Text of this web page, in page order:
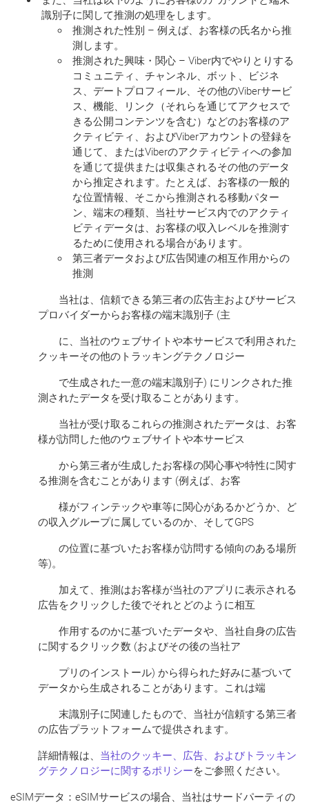
識別子に関して推測の処理をします。
推測された性別 – 例えば、お客様の氏名から推
測します。
推測された興味・関心 – Viber内でやりとりする
コミュニティ、チャンネル、ボット、ビジネ
ス、デートプロフィール、その他のViberサービ
ス、機能、リンク（それらを通じてアクセスで
きる公開コンテンツを含む）などのお客様のア
クティビティ、およびViberアカウントの登録を
通じて、またはViberのアクティビティへの参加
を通じて提供または収集されるその他のデータ
から推定されます。たとえば、お客様の一般的
な位置情報、そこから推測される移動パター
ン、端末の種類、当社サービス内でのアクティ
ビティデータは、お客様の収入レベルを推測す
るために使用される場合があります。
第三者データおよび広告関連の相互作用からの
推測
当社は、信頼できる第三者の広告主およびサービス
プロバイダーからお客様の端末識別子 (主
に、当社のウェブサイトや本サービスで利用された
クッキーその他のトラッキングテクノロジー
で生成された一意の端末識別子) にリンクされた推
測されたデータを受け取ることがあります。
当社が受け取るこれらの推測されたデータは、お客
様が訪問した他のウェブサイトや本サービス
から第三者が生成したお客様の関心事や特性に関す
る推測を含むことがあります (例えば、お客
様がフィンテックや車等に関心があるかどうか、ど
の収入グループに属しているのか、そしてGPS
の位置に基づいたお客様が訪問する傾向のある場所
等)。
加えて、推測はお客様が当社のアプリに表示される
広告をクリックした後でそれとどのように相互
作用するのかに基づいたデータや、当社自身の広告
に関するクリック数 (およびその後の当社ア
プリのインストール) から得られた好みに基づいて
データから生成されることがあります。これは端
末識別子に関連したもので、当社が信頼する第三者
の広告プラットフォームで提供されます。
詳細情報は、 当社のクッキー、広告、およびトラッキン
グテクノロジーに関するポリシーをご参照ください。
eSIMデータ：eSIMサービスの場合、当社はサードパーティの